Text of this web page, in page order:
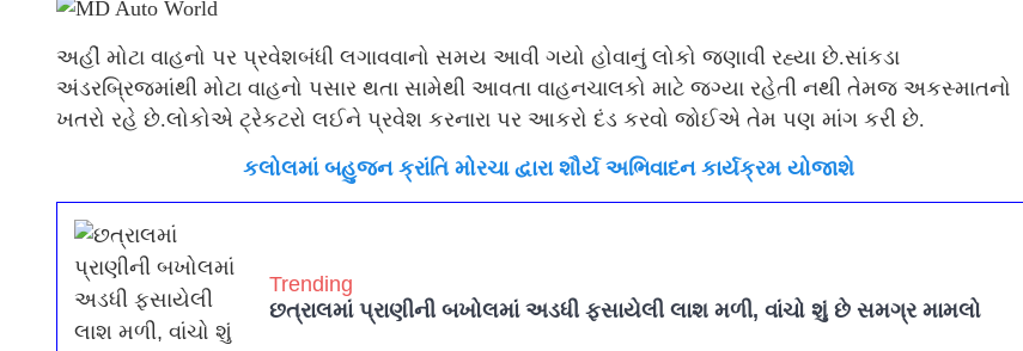
અહીં મોટા વાહનો પર પ્રવેશબંધી લગાવવાનો સમય આવી ગયો હોવાનું લોકો જણાવી રહ્યા છે.સાંકડા
અંડરબ્રિજમાંથી મોટા વાહનો પસાર થતા સામેથી આવતા વાહનચાલકો માટે જગ્યા રહેતી નથી તેમજ અકસ્માતનો
ખતરો રહે છે.લોકોએ ટ્રેકટરો લઈને પ્રવેશ કરનારા પર આકરો દંડ કરવો જોઈએ તેમ પણ માંગ કરી છે.
કલોલમાં બહુજન ક્રાંતિ મોરચા દ્વારા શૌર્ય અભિવાદન કાર્યક્રમ યોજાશે
Trending
છત્રાલમાં પ્રાણીની બખોલમાં અડધી ફસાયેલી લાશ મળી, વાંચો શું છે સમગ્ર મામલો